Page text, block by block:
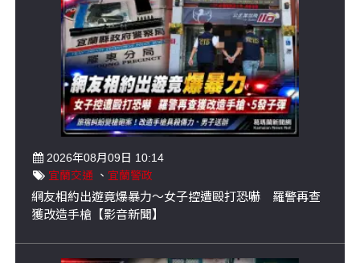
2026年08月09日 10:14
宜蘭交通 、 宜蘭警政
網友相約出遊竟爆暴力～女子控遭毆打恐嚇 羅警再查
獲改造手槍【影音新聞】